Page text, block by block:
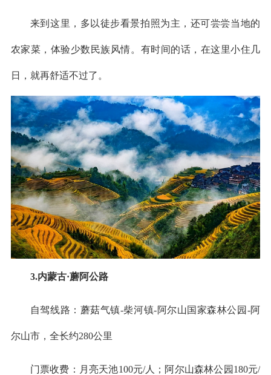
来到这里，多以徒步看景拍照为主，还可尝尝当地的
农家菜，体验少数民族风情。有时间的话，在这里小住几
日，就再舒适不过了。
3.内蒙古·蘑阿公路
自驾线路：蘑菇气镇-柴河镇-阿尔山国家森林公园-阿
尔山市，全长约280公里
门票收费：月亮天池100元/人；阿尔山森林公园180元/